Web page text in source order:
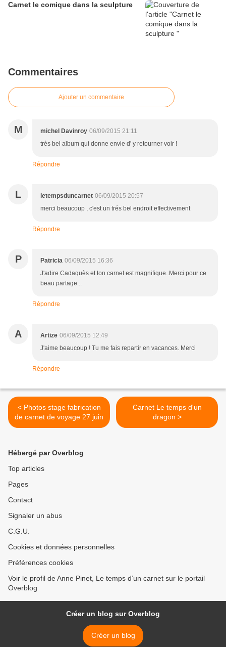
Carnet le comique dans la sculpture
Commentaires
Ajouter un commentaire
M michel Davinroy 06/09/2015 21:11
très bel album qui donne envie d' y retourner voir !
Répondre
L letempsduncarnet 06/09/2015 20:57
merci beaucoup , c'est un trés bel endroit effectivement
Répondre
P Patricia 06/09/2015 16:36
J'adire Cadaquès et ton carnet est magnifique..Merci pour ce
beau partage...
Répondre
A Artize 06/09/2015 12:49
J'aime beaucoup ! Tu me fais repartir en vacances. Merci
Répondre
< Photos stage fabrication
de carnet de voyage 27 juin
Carnet Le temps d'un
dragon >
Hébergé par Overblog
Top articles
Pages
Contact
Signaler un abus
C.G.U.
Cookies et données personnelles
Préférences cookies
Voir le profil de Anne Pinet, Le temps d’un carnet sur le portail
Overblog
Créer un blog sur Overblog
Créer un blog